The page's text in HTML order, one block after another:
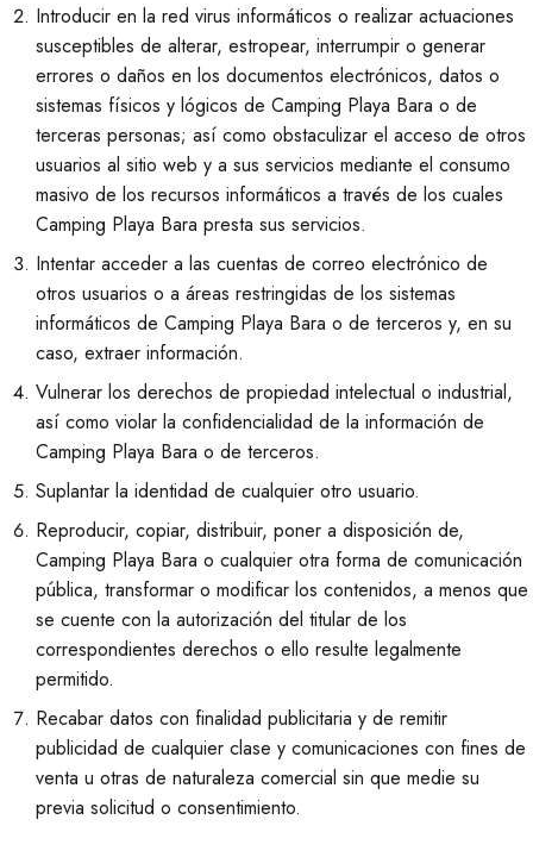
Introducir en la red virus informáticos o realizar actuaciones
susceptibles de alterar, estropear, interrumpir o generar
errores o daños en los documentos electrónicos, datos o
sistemas físicos y lógicos de Camping Playa Bara o de
terceras personas; así como obstaculizar el acceso de otros
usuarios al sitio web y a sus servicios mediante el consumo
masivo de los recursos informáticos a través de los cuales
Camping Playa Bara presta sus servicios.
Intentar acceder a las cuentas de correo electrónico de
otros usuarios o a áreas restringidas de los sistemas
informáticos de Camping Playa Bara o de terceros y, en su
caso, extraer información.
Vulnerar los derechos de propiedad intelectual o industrial,
así como violar la confidencialidad de la información de
Camping Playa Bara o de terceros.
Suplantar la identidad de cualquier otro usuario.
Reproducir, copiar, distribuir, poner a disposición de,
Camping Playa Bara o cualquier otra forma de comunicación
pública, transformar o modificar los contenidos, a menos que
se cuente con la autorización del titular de los
correspondientes derechos o ello resulte legalmente
permitido.
Recabar datos con finalidad publicitaria y de remitir
publicidad de cualquier clase y comunicaciones con fines de
venta u otras de naturaleza comercial sin que medie su
previa solicitud o consentimiento.